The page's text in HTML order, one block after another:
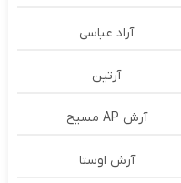
آراد عباسی
آرتین
آرش AP مسیح
آرش اوستا